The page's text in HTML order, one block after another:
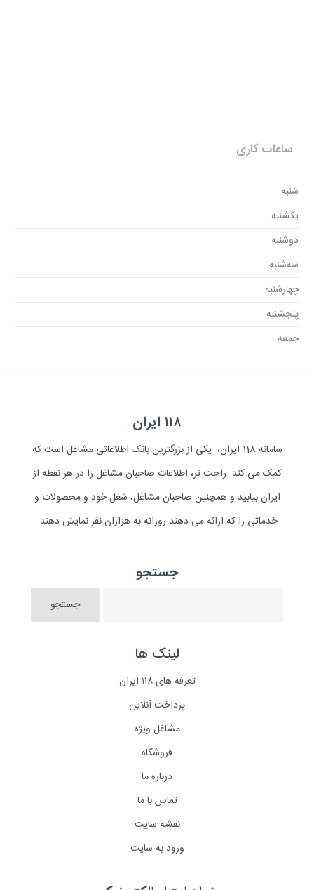
ساعات کاری
شنبه
یکشنبه
دوشنبه
سه‌شنبه
چهارشنبه
پنجشنبه
جمعه
۱۱۸ ایران
سامانه 118 ایران، یکی از بزرگترین بانک اطلاعاتی مشاغل است که
کمک می کند راحت تر، اطلاعات صاحبان مشاغل را در هر نقطه از
ایران بیابید و همچنین صاحبان مشاغل، شغل خود و محصولات و
خدماتی را که ارائه می دهند روزانه به هزاران نفر نمایش دهند.
جستجو
لینک ها
تعرفه های ۱۱۸ ایران
پرداخت آنلاین
مشاغل ویژه
فروشگاه
درباره ما
تماس با ما
نقشه سایت
ورود به سایت